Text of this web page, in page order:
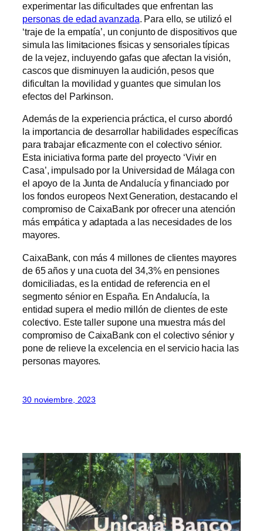
experimentar las dificultades que enfrentan las
personas de edad avanzada. Para ello, se utilizó el
‘traje de la empatía’, un conjunto de dispositivos que
simula las limitaciones físicas y sensoriales típicas
de la vejez, incluyendo gafas que afectan la visión,
cascos que disminuyen la audición, pesos que
dificultan la movilidad y guantes que simulan los
efectos del Parkinson.
Además de la experiencia práctica, el curso abordó
la importancia de desarrollar habilidades específicas
para trabajar eficazmente con el colectivo sénior.
Esta iniciativa forma parte del proyecto ‘Vivir en
Casa’, impulsado por la Universidad de Málaga con
el apoyo de la Junta de Andalucía y financiado por
los fondos europeos Next Generation, destacando el
compromiso de CaixaBank por ofrecer una atención
más empática y adaptada a las necesidades de los
mayores.
CaixaBank, con más 4 millones de clientes mayores
de 65 años y una cuota del 34,3% en pensiones
domiciliadas, es la entidad de referencia en el
segmento sénior en España. En Andalucía, la
entidad supera el medio millón de clientes de este
colectivo. Este taller supone una muestra más del
compromiso de CaixaBank con el colectivo sénior y
pone de relieve la excelencia en el servicio hacia las
personas mayores.
30 noviembre, 2023